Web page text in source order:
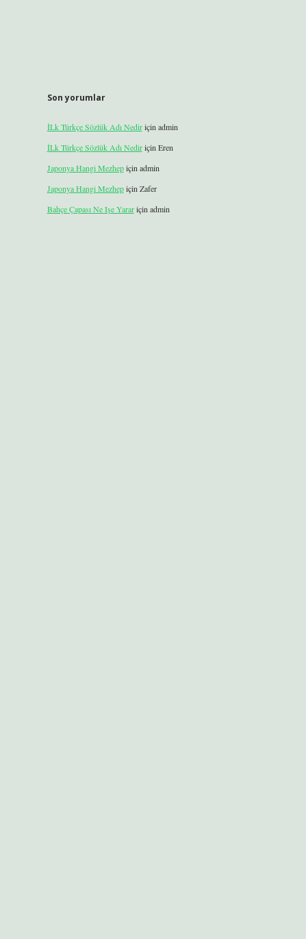
Son yorumlar
İLk Türkçe Sözlük Adı Nediriçin admin
İLk Türkçe Sözlük Adı Nediriçin Eren
Japonya Hangi Mezhepiçin admin
Japonya Hangi Mezhepiçin Zafer
Bahçe Çapası Ne Işe Yarariçin admin